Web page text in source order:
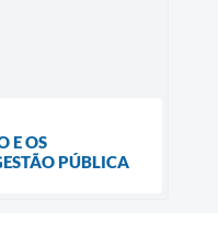
E OS
PÚBLICA